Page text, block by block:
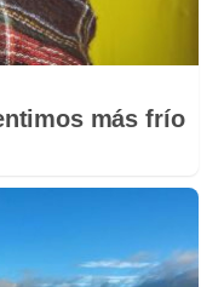
más frío